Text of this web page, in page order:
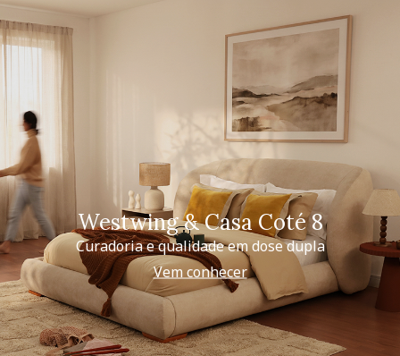
Westwing & Casa Coté 8
Curadoria e qualidade em dose dupla
Vem conhecer